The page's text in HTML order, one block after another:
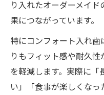
り入れたオーダーメイ
果につながっています。
特にコンフォート入れ
りもフィット感や耐久
を軽減します。実際に「
い」「食事が楽しくな